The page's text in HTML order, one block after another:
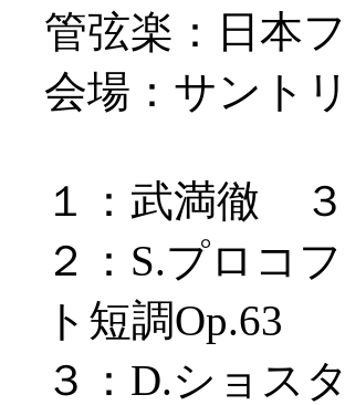
管弦楽：日本
会場：サント
１：武満徹
２：S.プロコ
ト短調Op.63
３：D.ショス